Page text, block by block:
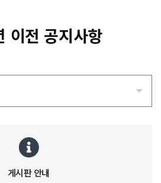
이전 공지사항
게시판 안내